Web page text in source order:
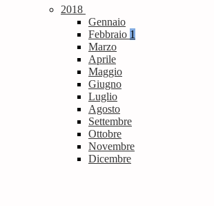
2018
Gennaio
Febbraio 1
Marzo
Aprile
Maggio
Giugno
Luglio
Agosto
Settembre
Ottobre
Novembre
Dicembre